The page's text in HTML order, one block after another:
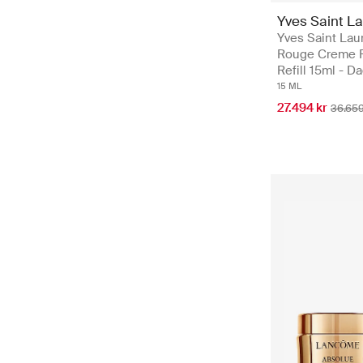
Yves Saint
Yves Saint
Rouge Creme
Refill 15ml -
15 ML
27.494 kr